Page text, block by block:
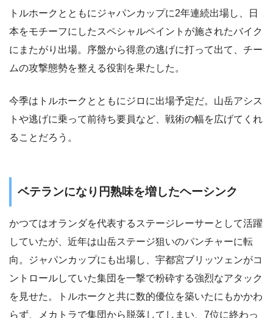
トルホークとともにジャパンカップに2年連続出場し、日
本をモチーフにしたスペシャルペイントが施されたバイク
にまたがり出場。序盤から得意の逃げに打って出て、チー
ムの攻撃態勢を整える役割を果たした。
今季はトルホークとともにジロに出場予定だ。山岳アシス
トや逃げに乗って前待ち要員など、戦術の幅を広げてくれ
ることだろう。
ベテランになり円熟味を増したヘーシンク
かつてはオランダを代表するステージレーサーとして活躍
していたが、近年は山岳ステージ狙いのパンチャーに転
向。ジャパンカップにも出場し、宇都宮ブリッツェンがコ
ントロールしていた集団を一撃で粉砕する強烈なアタック
を見せた。トルホークと共に数的優位を築いたにもかかわ
らず、メカトラで集団から脱落してしまい、7位に終わっ